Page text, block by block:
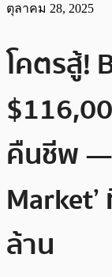
ตุลาคม 28, 2025
โคตรสู้!
คืนชีพ —
ล้าน